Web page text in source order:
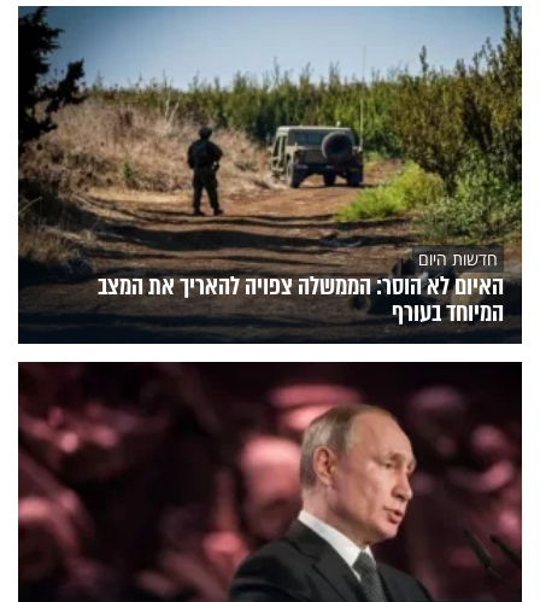
חדשות היום
האיום לא הוסר: הממשלה צפויה להאריך את המצב
המיוחד בעורף